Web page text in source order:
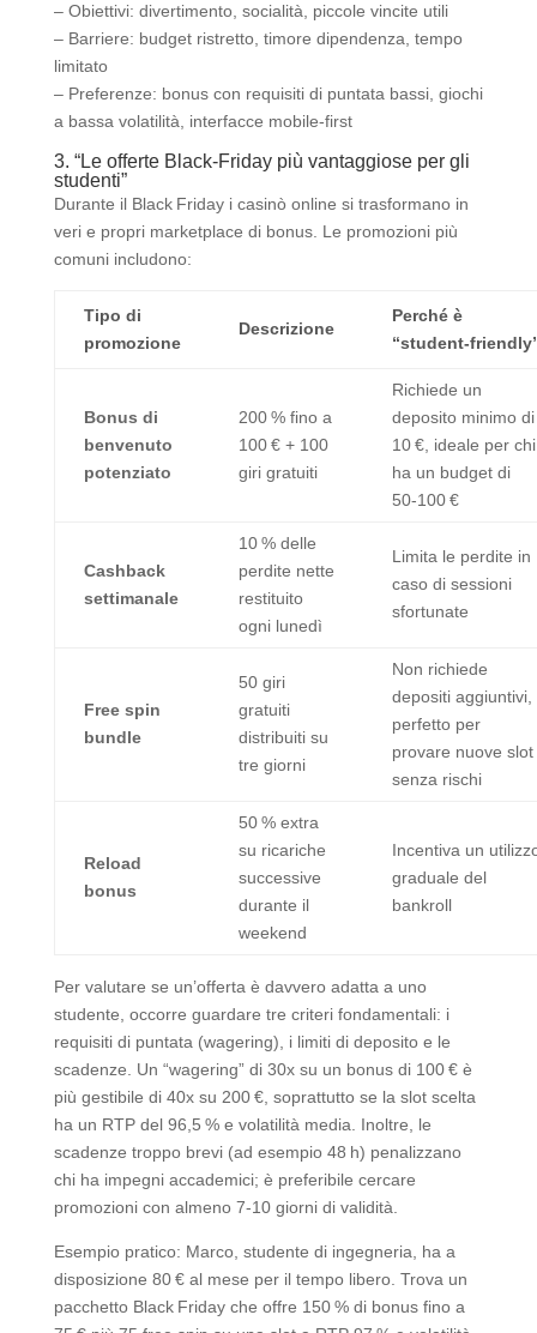
– Obiettivi: divertimento, socialità, piccole vincite utili
– Barriere: budget ristretto, timore dipendenza, tempo
limitato
– Preferenze: bonus con requisiti di puntata bassi, giochi
a bassa volatilità, interfacce mobile‑first
3. “Le offerte Black‑Friday più vantaggiose per gli
studenti”
Durante il Black Friday i casinò online si trasformano in
veri e propri marketplace di bonus. Le promozioni più
comuni includono:
Tipo di
promozione
Descrizione
Perché è
Bonus di
benvenuto
potenziato
200 % fino a
100 € + 100
giri gratuiti
Richiede un
deposito minimo di
10 €, ideale per chi
ha un budget di
50‑100 €
Cashback
settimanale
10 % delle
perdite nette
restituito
ogni lunedì
Limita le perdite in
caso di sessioni
sfortunate
Free spin
bundle
50 giri
gratuiti
distribuiti su
tre giorni
Non richiede
depositi aggiuntivi,
perfetto per
provare nuove slot
senza rischi
Reload
bonus
50 % extra
su ricariche
successive
durante il
weekend
Incentiva un
graduale del
bankroll
Per valutare se un’offerta è davvero adatta a uno
studente, occorre guardare tre criteri fondamentali: i
requisiti di puntata (wagering), i limiti di deposito e le
scadenze. Un “wagering” di 30x su un bonus di 100 € è
più gestibile di 40x su 200 €, soprattutto se la slot scelta
ha un RTP del 96,5 % e volatilità media. Inoltre, le
scadenze troppo brevi (ad esempio 48 h) penalizzano
chi ha impegni accademici; è preferibile cercare
promozioni con almeno 7‑10 giorni di validità.
Esempio pratico: Marco, studente di ingegneria, ha a
disposizione 80 € al mese per il tempo libero. Trova un
pacchetto Black Friday che offre 150 % di bonus fino a